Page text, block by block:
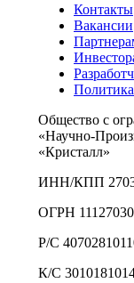
Контакты
Вакансии
Общество с
«Научно-
«Кристалл»
ИНН/КПП
ОГРН
Р/С
К/С